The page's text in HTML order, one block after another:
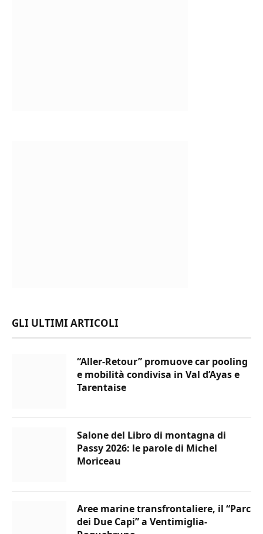
GLI ULTIMI ARTICOLI
“Aller-Retour” promuove car pooling
e mobilità condivisa in Val d’Ayas e
Tarentaise
Salone del Libro di montagna di
Passy 2026: le parole di Michel
Moriceau
Aree marine transfrontaliere, il “Parc
dei Due Capi” a Ventimiglia-